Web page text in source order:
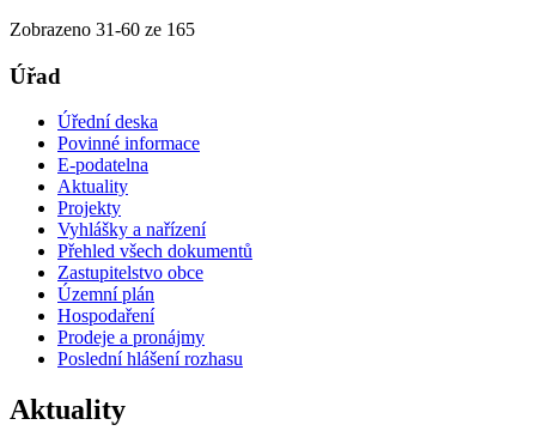
Zobrazeno 31-60 ze 165
Úřad
Úřední deska
Povinné informace
E-podatelna
Aktuality
Projekty
Vyhlášky a nařízení
Přehled všech dokumentů
Zastupitelstvo obce
Územní plán
Hospodaření
Prodeje a pronájmy
Poslední hlášení rozhasu
Aktuality